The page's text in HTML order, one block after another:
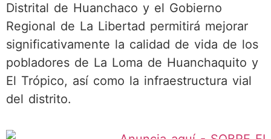
Distrital de Huanchaco y el Gobierno
Regional de La Libertad permitirá mejorar
significativamente la calidad de vida de los
pobladores de La Loma de Huanchaquito y
El Trópico, así como la infraestructura vial
del distrito.